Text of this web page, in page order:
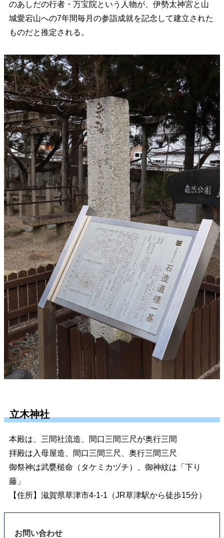
のあしだの行者・万宝院という人物が、伊勢太神宮と山
城愛宕山への7年間毎月の参詣成就を記念して建立された
ものだと推定される。
立木神社
本殿は、三間社流造、間口三間三尺が奥行三間
拝殿は入母屋造、間口三間三尺、奥行三間三尺
御祭神は武甕槌命（タケミカヅチ）、御神紋は「下り
藤」
【住所】滋賀県草津市4-1-1（JR草津駅から徒歩15分）
お問い合わせ